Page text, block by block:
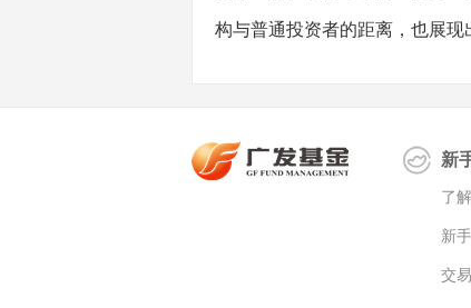
构与普通投资者的距离，也展现
新
了
新
交